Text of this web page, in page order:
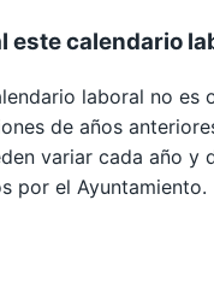
este calendario
laboral no es
de años
variar cada año y
por el Ayuntamiento.